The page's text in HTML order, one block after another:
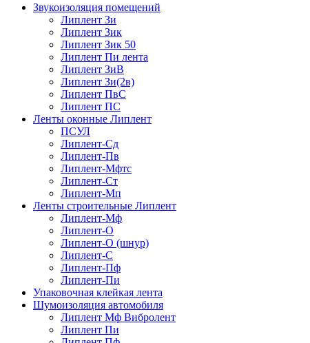
Звукоизоляция помещений
Липлент Зи
Липлент Зик
Липлент Зик 50
Липлент Пи лента
Липлент ЗиВ
Липлент Зи(2в)
Липлент ПвC
Липлент ПС
Ленты оконные Липлент
ПСУЛ
Липлент-Сд
Липлент-Пв
Липлент-Мфтс
Липлент-Ст
Липлент-Мп
Ленты строительные Липлент
Липлент-Мф
Липлент-О
Липлент-О (шнур)
Липлент-С
Липлент-Пф
Липлент-Пи
Упаковочная клейкая лента
Шумоизоляция автомобиля
Липлент Мф Вибролент
Липлент Пи